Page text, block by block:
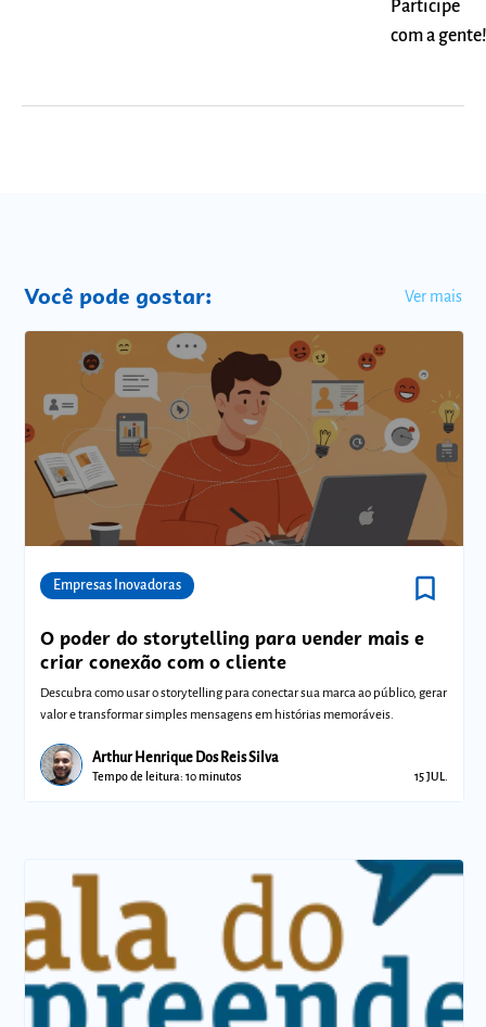
Participe
com a gente!
Você pode gostar: Ver mais
Empresas Inovadoras bookmark_border
O poder do storytelling para vender mais e
criar conexão com o cliente
Descubra como usar o storytelling para conectar sua marca ao público, gerar
valor e transformar simples mensagens em histórias memoráveis.
Arthur Henrique Dos Reis Silva
Tempo de leitura: 10 minutos 15 JUL.